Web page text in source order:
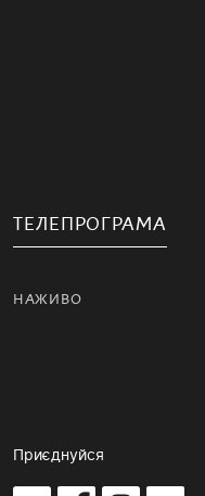
ТЕЛЕПРОГРАМА
НАЖИВО
Приєднуйся